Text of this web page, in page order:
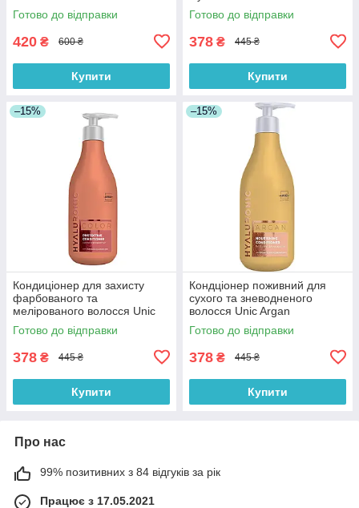
Готово до відправки
420 ₴ 600 ₴
Купити
Regenerating Conditioner 500
мл
Готово до відправки
378 ₴ 445 ₴
Купити
–15%
Кондиціонер для захисту
фарбованого та
мелірованого волосся Unic
Color Hyaloronic 500 мл
Готово до відправки
378 ₴ 445 ₴
Купити
–15%
Кондціонер поживний для
сухого та зневодненого
волосся Unic Argan
Hyaluronic Conditioner 500 мл
Готово до відправки
378 ₴ 445 ₴
Купити
Про нас
99% позитивних з 84 відгуків за рік
Працює з 17.05.2021